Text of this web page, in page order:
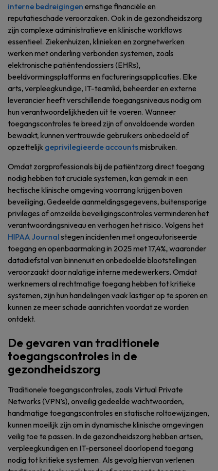
interne bedreigingen ernstige financiële en
reputatieschade veroorzaken. Ook in de gezondheidszorg
zijn complexe administratieve en klinische workflows
essentieel. Ziekenhuizen, klinieken en zorgnetwerken
werken met onderling verbonden systemen, zoals
elektronische patiëntendossiers (EHRs),
beeldvormingsplatforms en factureringsapplicaties. Elke
arts, verpleegkundige, IT-teamlid, beheerder en externe
leverancier heeft verschillende toegangsniveaus nodig om
hun verantwoordelijkheden uit te voeren. Wanneer
toegangscontroles te breed zijn of onvoldoende worden
bewaakt, kunnen vertrouwde gebruikers onbedoeld of
opzettelijk geprivilegieerde accountsmisbruiken.
Omdat zorgprofessionals bij de patiëntzorg direct toegang
nodig hebben tot cruciale systemen, kan gemak in een
hectische klinische omgeving voorrang krijgen boven
beveiliging. Gedeelde aanmeldingsgegevens, buitensporige
privileges of omzeilde beveiligingscontroles verminderen het
verantwoordingsniveau en verhogen het risico. Volgens het
HIPAA Journal stegen incidenten met ongeautoriseerde
toegang en openbaarmaking in 2025 met 17,4%, waaronder
datadiefstal van binnenuit en onbedoelde blootstellingen
veroorzaakt door nalatige interne medewerkers. Omdat
werknemers al rechtmatige toegang hebben tot kritieke
systemen, zijn hun handelingen vaak lastiger op te sporen en
kunnen ze meer schade aanrichten voordat ze worden
ontdekt.
De gevaren van traditionele
toegangscontroles in de
gezondheidszorg
Traditionele toegangscontroles, zoals Virtual Private
Networks (VPN’s), onveilig gedeelde wachtwoorden,
handmatige toegangscontroles en statische roltoewijzingen,
kunnen moeilijk zijn om in dynamische klinische omgevingen
veilig toe te passen. In de gezondheidszorg hebben artsen,
verpleegkundigen en IT-personeel doorlopend toegang
nodig tot kritieke systemen. Als gevolg hiervan verlenen